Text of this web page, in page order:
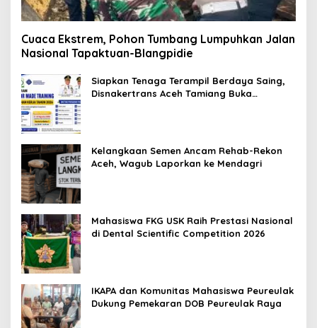
Cuaca Ekstrem, Pohon Tumbang Lumpuhkan Jalan
Nasional Tapaktuan-Blangpidie
Siapkan Tenaga Terampil Berdaya Saing,
Disnakertrans Aceh Tamiang Buka
Kelangkaan Semen Ancam Rehab-Rekon
Aceh, Wagub Laporkan ke Mendagri
Mahasiswa FKG USK Raih Prestasi Nasional
di Dental Scientific Competition 2026
IKAPA dan Komunitas Mahasiswa Peureulak
Dukung Pemekaran DOB Peureulak Raya